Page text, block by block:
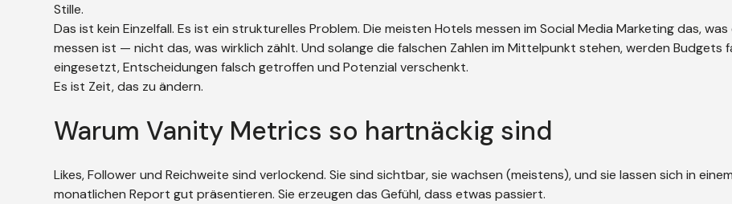
Stille.
Das ist kein Einzelfall. Es ist ein strukturelles Problem. Die meisten Hotels messen im Social Media Marketing das,
messen ist — nicht das, was wirklich zählt. Und solange die falschen Zahlen im Mittelpunkt stehen, werden Budgets
eingesetzt, Entscheidungen falsch getroffen und Potenzial verschenkt.
Es ist Zeit, das zu ändern.
Warum Vanity Metrics so hartnäckig sind
Likes, Follower und Reichweite sind verlockend. Sie sind sichtbar, sie wachsen (meistens), und sie lassen sich in einem
monatlichen Report gut präsentieren. Sie erzeugen das Gefühl, dass etwas passiert.